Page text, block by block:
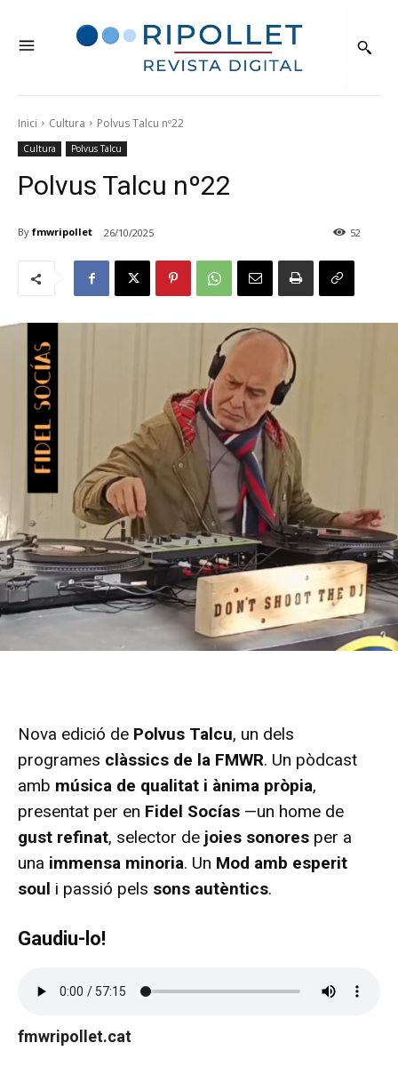
Inici Cultura Polvus Talcu nº22
Cultura Polvus Talcu
Polvus Talcu nº22
By fmwripollet 26/10/2025 52
Nova edició de Polvus Talcu, un dels
programes clàssics de la FMWR. Un pòdcast
amb música de qualitat i ànima pròpia,
presentat per en Fidel Socías —un home de
gust refinat, selector de joies sonores per a
una immensa minoria. Un Mod amb esperit
soul i passió pels sons autèntics.
Gaudiu-lo!
fmwripollet.cat